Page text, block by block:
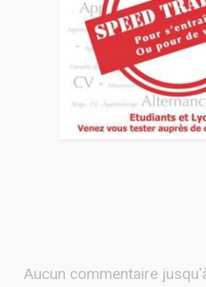
Aucun commentaire